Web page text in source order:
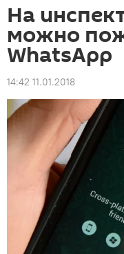
На
можно
WhatsApp
14:42 11.01.2018